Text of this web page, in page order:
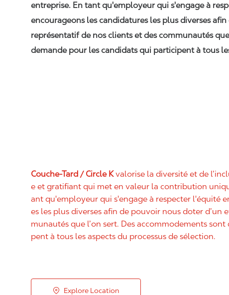
entreprise. En tant qu'employeur qui s'engage à
encourageons les candidatures les plus diverses
représentatif de nos clients et des communautés
demande pour les candidats qui participent à tous
Couche-Tard / Circle Kvalorise la diversité et de
e et gratifiant qui met en valeur la contribution
ant qu'employeur qui s'engage à respecter l'équité
es les plus diverses afin de pouvoir nous doter
munautés que l’on sert. Des accommodements
pent à tous les aspects du processus de sélection.
Explore Location